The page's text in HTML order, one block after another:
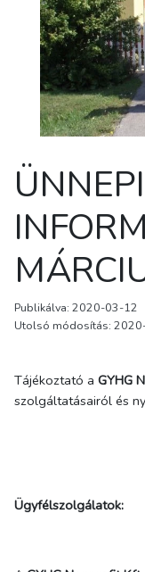
ÜNNEPI
Publikálva: 2020-03-12
Utolsó módosítás:
Tájékoztató a GYHG
szolgáltatásairól és
Ügyfélszolgálatok: